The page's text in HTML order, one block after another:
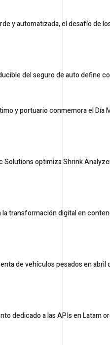
y automatizada, el desafío de
del seguro de auto define
y portuario conmemora el Día
Solutions optimiza Shrink
la transformación digital en
de vehículos pesados en abril
dedicado a las APIs en Latam